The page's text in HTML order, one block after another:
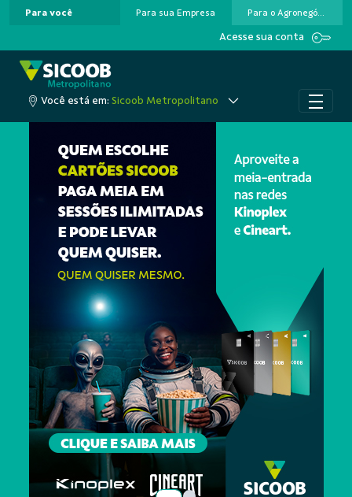
Pular para o Conteúdo principal
Para você Para sua Empresa Para o Agronegócio
Acesse sua conta
Você está em: Sicoob Metropolitano
A cooperação que